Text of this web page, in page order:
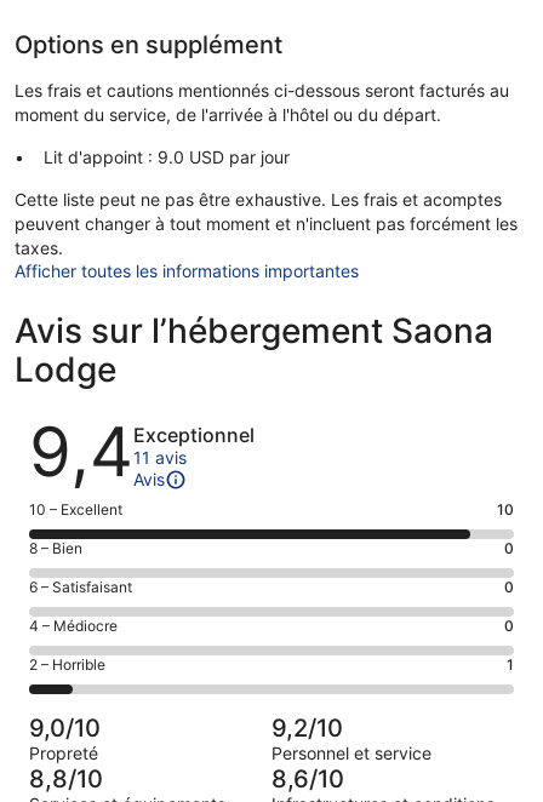
Options en supplément
Les frais et cautions mentionnés ci-dessous seront facturés au
moment du service, de l'arrivée à l'hôtel ou du départ.
Lit d'appoint : 9.0 USD par jour
Cette liste peut ne pas être exhaustive. Les frais et acomptes
peuvent changer à tout moment et n'incluent pas forcément les
taxes.
Afficher toutes les informations importantes
Avis sur l’hébergement Saona
Lodge
Avis
9,4 Exceptionnel
11 avis
Avis
Note
des
voyageurs
de 10
(Excellent),
d’après 10 avis
sur 11.
10 – Excellent 10
Note
des
voyageurs
de 8
(Bien),
d’après 0 avis
sur 11.
8 – Bien 0
Note
des
voyageurs
de 6
(Satisfaisant),
sur 11.
6 – Satisfaisant 0
Note
des
voyageurs
de 4
(Médiocre),
d’après 0 avis
sur 11.
4 – Médiocre 0
Note
des
voyageurs
de 2
(Horrible),
d’après 1 avis
2 – Horrible 1
9,0/10
Propreté
9,2/10
Personnel et service
8,8/10 8,6/10